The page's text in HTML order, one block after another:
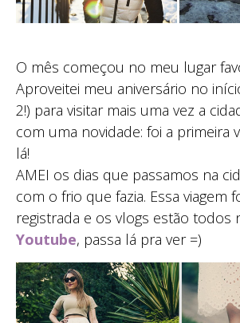
O mês começou no meu lugar
Aproveitei meu aniversário no
2!) para visitar mais uma vez a
com uma novidade: foi a primeira
lá!
AMEI os dias que passamos na
com o frio que fazia. Essa viagem
registrada e os vlogs estão todos
Youtube, passa lá pra ver =)